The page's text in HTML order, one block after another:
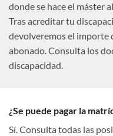
donde se hace el máster
Tras acreditar tu
devolveremos el importe
abonado. Consulta los
discapacidad.
¿Se puede pagar la
Sí. Consulta todas las